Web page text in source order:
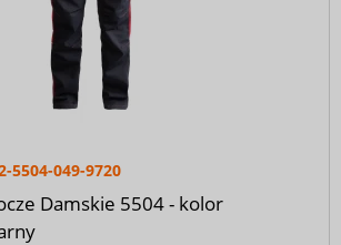
5504-049-9720
Damskie 5504 - kolor